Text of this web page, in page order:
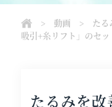
> 動画 > たる
吸引+糸リフト」のセッ
たるみを